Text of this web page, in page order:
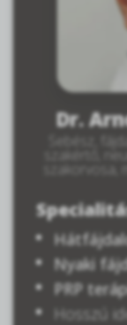
Dr.
Sebész,
szakértő,
Nyaki
PRP
Hosszú